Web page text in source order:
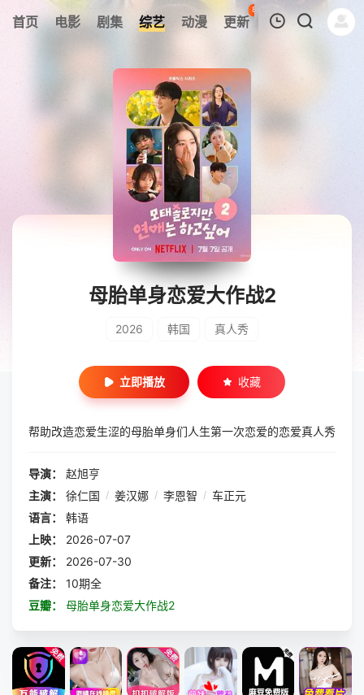
首页 电影 剧集 综艺 动漫 更新
84
热榜 APP
暂无观看影片的记录
母胎单身恋爱大作战2
2026 韩国 真人秀
立即播放 收藏
帮助改造恋爱生涩的母胎单身们人生第一次恋爱的恋爱真人秀
导演：
赵旭亨
主演：
徐仁国 / 姜汉娜 / 李恩智 / 车正元
语言：
韩语
上映：
2026-07-07
更新：
2026-07-30
备注：
10期全
豆瓣：
母胎单身恋爱大作战2